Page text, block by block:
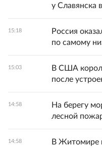
у Славянска
15:18
Россия
по самому
15:03
В США
после
14:58
На берегу
лесной
14:58
В Житомире